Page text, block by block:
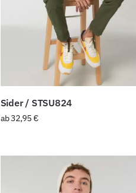
Sider / STSU824
ab32,95€